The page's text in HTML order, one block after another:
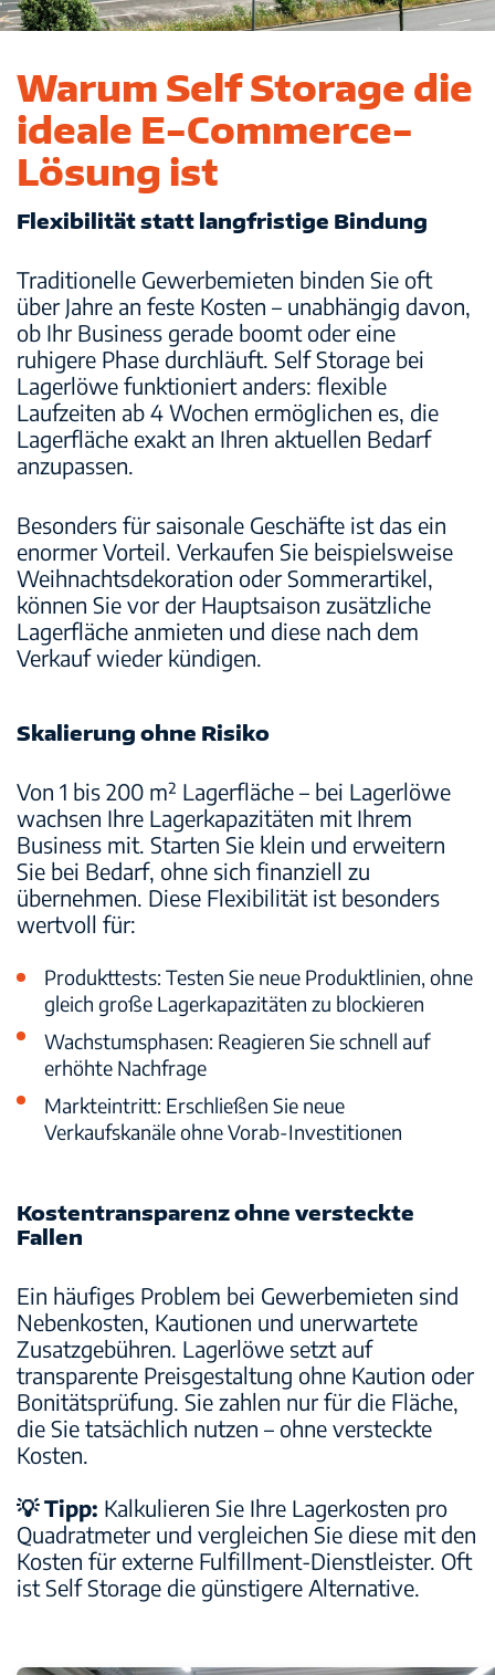
Warum Self Storage die
ideale E-Commerce-
Lösung ist
Flexibilität statt langfristige Bindung
Traditionelle Gewerbemieten binden Sie oft
über Jahre an feste Kosten – unabhängig davon,
ob Ihr Business gerade boomt oder eine
ruhigere Phase durchläuft. Self Storage bei
Lagerlöwe funktioniert anders: flexible
Laufzeiten ab 4 Wochen ermöglichen es, die
Lagerfläche exakt an Ihren aktuellen Bedarf
anzupassen.
Besonders für saisonale Geschäfte ist das ein
enormer Vorteil. Verkaufen Sie beispielsweise
Weihnachtsdekoration oder Sommerartikel,
können Sie vor der Hauptsaison zusätzliche
Lagerfläche anmieten und diese nach dem
Verkauf wieder kündigen.
Skalierung ohne Risiko
Von 1 bis 200 m² Lagerfläche – bei Lagerlöwe
wachsen Ihre Lagerkapazitäten mit Ihrem
Business mit. Starten Sie klein und erweitern
Sie bei Bedarf, ohne sich finanziell zu
übernehmen. Diese Flexibilität ist besonders
wertvoll für:
Produkttests: Testen Sie neue Produktlinien, ohne
gleich große Lagerkapazitäten zu blockieren
Wachstumsphasen: Reagieren Sie schnell auf
erhöhte Nachfrage
Markteintritt: Erschließen Sie neue
Verkaufskanäle ohne Vorab-Investitionen
Kostentransparenz ohne versteckte
Fallen
Ein häufiges Problem bei Gewerbemieten sind
Nebenkosten, Kautionen und unerwartete
Zusatzgebühren. Lagerlöwe setzt auf
transparente Preisgestaltung ohne Kaution oder
Bonitätsprüfung . Sie zahlen nur für die Fläche,
die Sie tatsächlich nutzen – ohne versteckte
Kosten.
💡 Tipp: Kalkulieren Sie Ihre Lagerkosten pro
Quadratmeter und vergleichen Sie diese mit den
Kosten für externe Fulfillment-Dienstleister. Oft
ist Self Storage die günstigere Alternative.